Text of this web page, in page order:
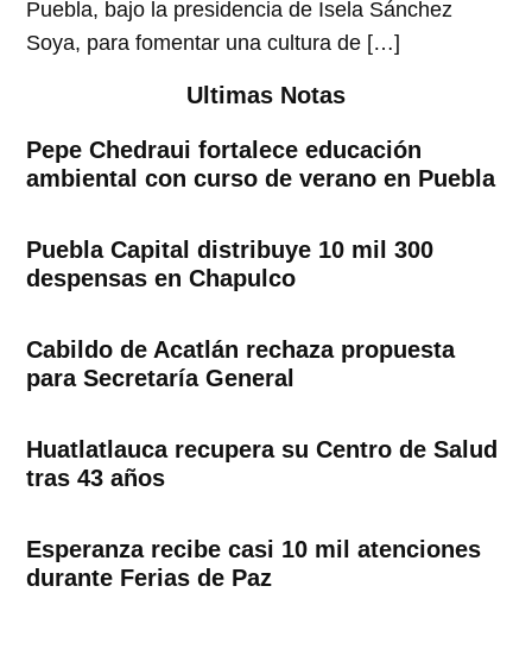
Puebla, bajo la presidencia de Isela Sánchez
Soya, para fomentar una cultura de […]
Ultimas Notas
Pepe Chedraui fortalece educación
ambiental con curso de verano en Puebla
Puebla Capital distribuye 10 mil 300
despensas en Chapulco
Cabildo de Acatlán rechaza propuesta
para Secretaría General
Huatlatlauca recupera su Centro de Salud
tras 43 años
Esperanza recibe casi 10 mil atenciones
durante Ferias de Paz